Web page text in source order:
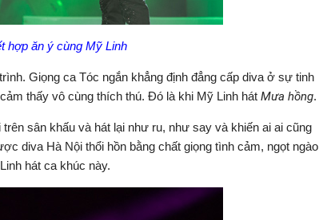
hợp ăn ý cùng Mỹ Linh
Giọng ca Tóc ngắn khẳng định đẳng cấp diva ở sự tinh
thấy vô cùng thích thú. Đó là khi Mỹ Linh hát Mưa hồng.
sân khấu và hát lại như ru, như say và khiến ai ai cũng
diva Hà Nội thổi hồn bằng chất giọng tình cảm, ngọt ngào
hát ca khúc này.